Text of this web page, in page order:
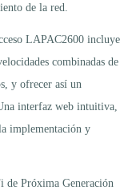
de la red.
LAPAC2600 incluye
combinadas de
y ofrecer así un
interfaz web intuitiva,
implementación y
Próxima Generación